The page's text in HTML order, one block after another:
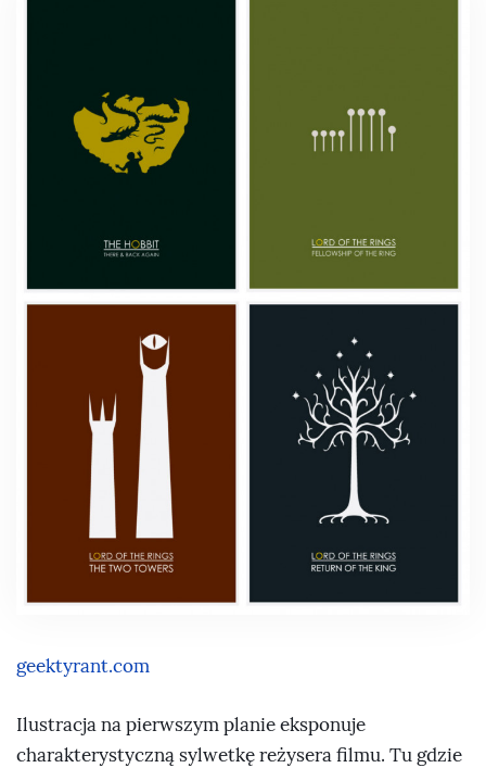
geektyrant.com
Ilustracja na pierwszym planie eksponuje
charakterystyczną sylwetkę reżysera filmu. Tu gdzie